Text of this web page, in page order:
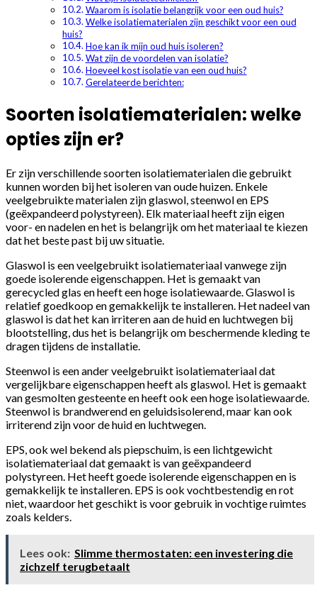
Waarom is isolatie belangrijk voor een oud huis?
Welke isolatiematerialen zijn geschikt voor een oud
huis?
Hoe kan ik mijn oud huis isoleren?
Wat zijn de voordelen van isolatie?
Hoeveel kost isolatie van een oud huis?
Gerelateerde berichten:
Soorten isolatiematerialen: welke
opties zijn er?
Er zijn verschillende soorten isolatiematerialen die gebruikt
kunnen worden bij het isoleren van oude huizen. Enkele
veelgebruikte materialen zijn glaswol, steenwol en EPS
(geëxpandeerd polystyreen). Elk materiaal heeft zijn eigen
voor- en nadelen en het is belangrijk om het materiaal te kiezen
dat het beste past bij uw situatie.
Glaswol is een veelgebruikt isolatiemateriaal vanwege zijn
goede isolerende eigenschappen. Het is gemaakt van
gerecycled glas en heeft een hoge isolatiewaarde. Glaswol is
relatief goedkoop en gemakkelijk te installeren. Het nadeel van
glaswol is dat het kan irriteren aan de huid en luchtwegen bij
blootstelling, dus het is belangrijk om beschermende kleding te
dragen tijdens de installatie.
Steenwol is een ander veelgebruikt isolatiemateriaal dat
vergelijkbare eigenschappen heeft als glaswol. Het is gemaakt
van gesmolten gesteente en heeft ook een hoge isolatiewaarde.
Steenwol is brandwerend en geluidsisolerend, maar kan ook
irriterend zijn voor de huid en luchtwegen.
EPS, ook wel bekend als piepschuim, is een lichtgewicht
isolatiemateriaal dat gemaakt is van geëxpandeerd
polystyreen. Het heeft goede isolerende eigenschappen en is
gemakkelijk te installeren. EPS is ook vochtbestendig en rot
niet, waardoor het geschikt is voor gebruik in vochtige ruimtes
zoals kelders.
Lees ook: Slimme thermostaten: een investering die
zichzelf terugbetaalt